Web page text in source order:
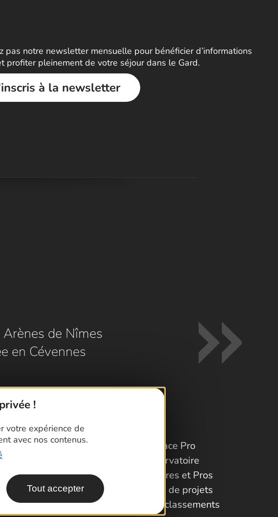
!
votre expérience de
avec nos contenus.
Tout accepter
pas notre newsletter mensuelle pour bénéficier d’informations
profiter pleinement de votre séjour dans le Gard.
à la newsletter
Arènes de Nîmes
en Cévennes
Espace Pro
Observatoire
Partenaires et Pros
Porteurs de projets
Labels et classements